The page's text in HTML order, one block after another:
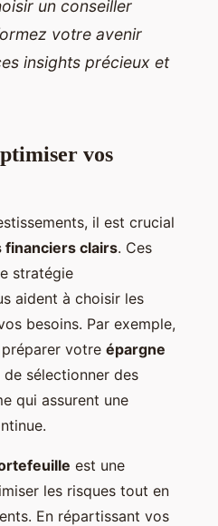
un conseiller
votre avenir
insights précieux et
vos
il est crucial
financiers clairs. Ces
stratégie
aident à choisir les
besoins. Par exemple,
votre épargne
sélectionner des
qui assurent une
est une
les risques tout en
En répartissant vos